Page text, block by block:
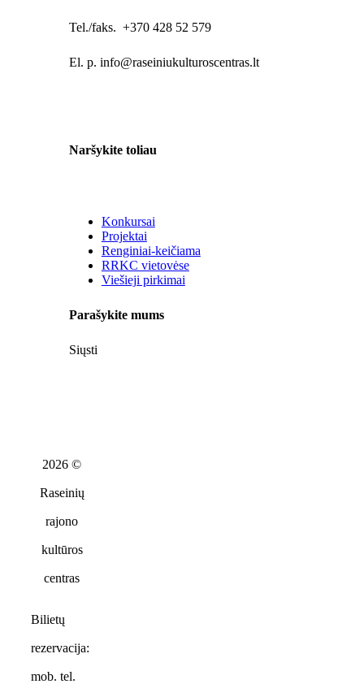
Tel./faks. +370 428 52 579
El. p. info@raseiniukulturoscentras.lt
Naršykite toliau
Konkursai
Projektai
Renginiai-keičiama
RRKC vietovėse
Viešieji pirkimai
Parašykite mums
Siųsti
2026 ©
Raseinių
rajono
kultūros
centras
Bilietų
rezervacija:
mob. tel.